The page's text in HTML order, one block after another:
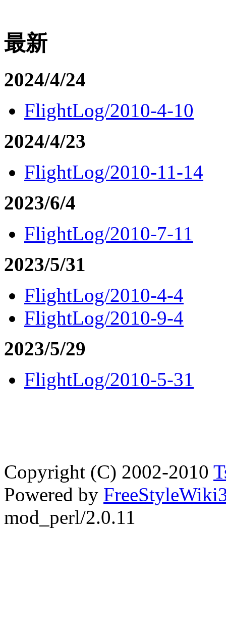
最新
2024/4/24
FlightLog/2010-4-10
2024/4/23
FlightLog/2010-11-14
2023/6/4
FlightLog/2010-7-11
2023/5/31
FlightLog/2010-4-4
FlightLog/2010-9-4
2023/5/29
FlightLog/2010-5-31
Copyright (C) 2002-2010
Powered by
mod_perl/2.0.11